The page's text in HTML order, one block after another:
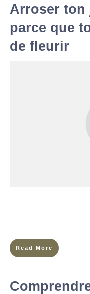
Arroser ton
parce que
de fleurir
Read More